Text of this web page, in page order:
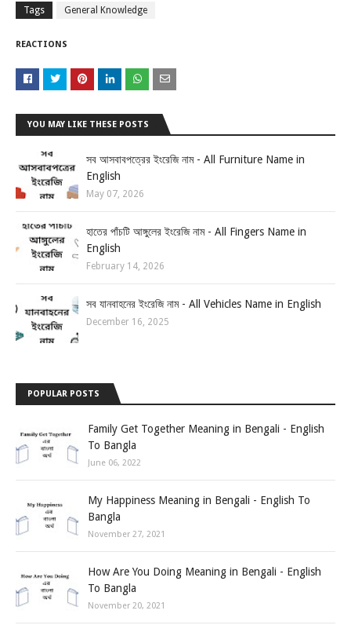
Tags General Knowledge
REACTIONS
YOU MAY LIKE THESE POSTS
সব আসবাবপত্রের ইংরেজি নাম - All Furniture Name in
English
May 07, 2026
হাতের পাঁচটি আঙ্গুলের ইংরেজি নাম - All Fingers Name in
English
February 14, 2026
সব যানবাহনের ইংরেজি নাম - All Vehicles Name in English
December 16, 2025
POPULAR POSTS
Family Get Together Meaning in Bengali - English
To Bangla
June 06, 2022
My Happiness Meaning in Bengali - English To
Bangla
November 27, 2021
How Are You Doing Meaning in Bengali - English
To Bangla
November 20, 2021